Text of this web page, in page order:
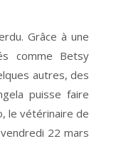
Grâce à une
comme Betsy
autres, des
puisse faire
le vétérinaire de
22 mars